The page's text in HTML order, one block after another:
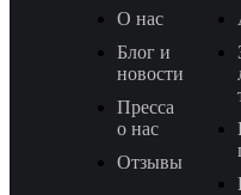
О нас
Блог и
новости
Пресса
о нас
Отзывы